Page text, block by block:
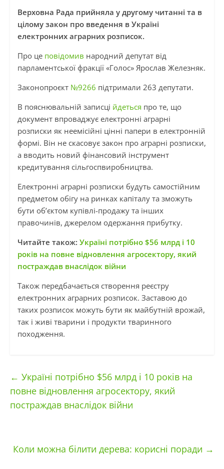
Верховна Рада прийняла у другому читанні та в
цілому закон про введення в Україні
електронних аграрних розписок.
Про це повідомив народний депутат від
парламентської фракції «Голос» Ярослав Железняк.
Законопроєкт№9266 підтримали 263 депутати.
В пояснювальній записці йдеться про те, що
документ впроваджує електронні аграрні
розписки як неемісійні цінні папери в електронній
формі. Він не скасовує закон про аграрні розписки,
а вводить новий фінансовий інструмент
кредитування сільгоспвиробництва.
Електронні аграрні розписки будуть самостійним
предметом обігу на ринках капіталу та зможуть
бути об’єктом купівлі-продажу та інших
правочинів, джерелом одержання прибутку.
Читайте також: Україні потрібно $56 млрд і 10
років на повне відновлення агросектору, який
постраждав внаслідок війни
Також передбачається створення реєстру
електронних аграрних розписок. Заставою до
таких розписок можуть бути як майбутній врожай,
так і живі тварини і продукти тваринного
походження.
← Україні потрібно $56 млрд і 10 років на
повне відновлення агросектору, який
постраждав внаслідок війни
Коли можна білити дерева: корисні поради →